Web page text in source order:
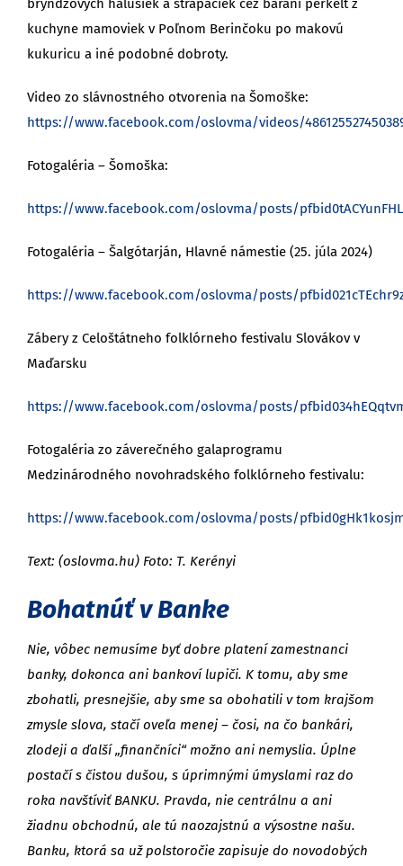
bryndzových halušiek a strapačiek cez baraní perkelt z
kuchyne mamoviek v Poľnom Berinčoku po makovú
kukuricu a iné podobné dobroty.
Video zo slávnostného otvorenia na Šomoške:
https://www.facebook.com/oslovma/videos/
Fotogaléria – Šomoška:
https://www.facebook.com/oslovma/posts/
Fotogaléria – Šalgótarján, Hlavné námestie (25. júla 2024)
https://www.facebook.com/oslovma/posts/
Zábery z Celoštátneho folklórneho festivalu Slovákov v
Maďarsku
https://www.facebook.com/oslovma/posts/
Fotogaléria zo záverečného galaprogramu
Medzinárodného novohradského folklórneho festivalu:
https://www.facebook.com/oslovma/posts/
Text: (oslovma.hu) Foto: T. Kerényi
Bohatnúť v Banke
Nie, vôbec nemusíme byť dobre platení zamestnanci
banky, dokonca ani bankoví lupiči. K tomu, aby sme
zbohatli, presnejšie, aby sme sa obohatili v tom krajšom
zmysle slova, stačí oveľa menej – čosi, na čo bankári,
zlodeji a ďalší „finančníci“ možno ani nemyslia. Úplne
postačí s čistou dušou, s úprimnými úmyslami raz do
roka navštíviť BANKU. Pravda, nie centrálnu a ani
žiadnu obchodnú, ale tú naozajstnú a výsostne našu.
Banku, ktorá sa už polstoročie zapisuje do novodobých